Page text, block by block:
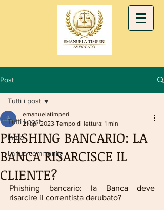
Post
Tutti i post
Inizia
La tua community
Tutti i post
PHISHING BANCARIO: LA
BANCA RISARCISCE IL
CLIENTE?
emanuelatimperi
21 apr 2023 Tempo di lettura: 1 min
Phishing bancario: la Banca deve
risarcire il correntista derubato?